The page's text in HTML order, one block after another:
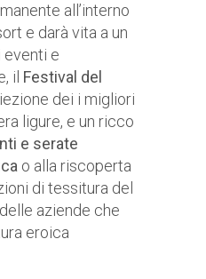
all’interno
e darà vita a un
e
il Festival del
dei i migliori
ligure, e un ricco
e serate
o alla riscoperta
di tessitura del
aziende che
eroica